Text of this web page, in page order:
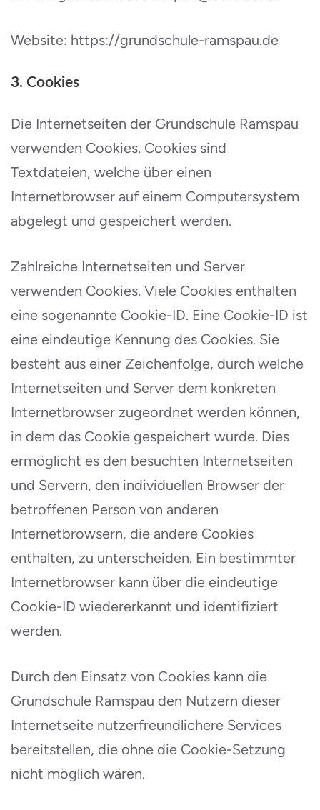
Website: https://grundschule-ramspau.de
3. Cookies
Die Internetseiten der Grundschule Ramspau
verwenden Cookies. Cookies sind
Textdateien, welche über einen
Internetbrowser auf einem Computersystem
abgelegt und gespeichert werden.
Zahlreiche Internetseiten und Server
verwenden Cookies. Viele Cookies enthalten
eine sogenannte Cookie-ID. Eine Cookie-ID ist
eine eindeutige Kennung des Cookies. Sie
besteht aus einer Zeichenfolge, durch welche
Internetseiten und Server dem konkreten
Internetbrowser zugeordnet werden können,
in dem das Cookie gespeichert wurde. Dies
ermöglicht es den besuchten Internetseiten
und Servern, den individuellen Browser der
betroffenen Person von anderen
Internetbrowsern, die andere Cookies
enthalten, zu unterscheiden. Ein bestimmter
Internetbrowser kann über die eindeutige
Cookie-ID wiedererkannt und identifiziert
werden.
Durch den Einsatz von Cookies kann die
Grundschule Ramspau den Nutzern dieser
Internetseite nutzerfreundlichere Services
bereitstellen, die ohne die Cookie-Setzung
nicht möglich wären.